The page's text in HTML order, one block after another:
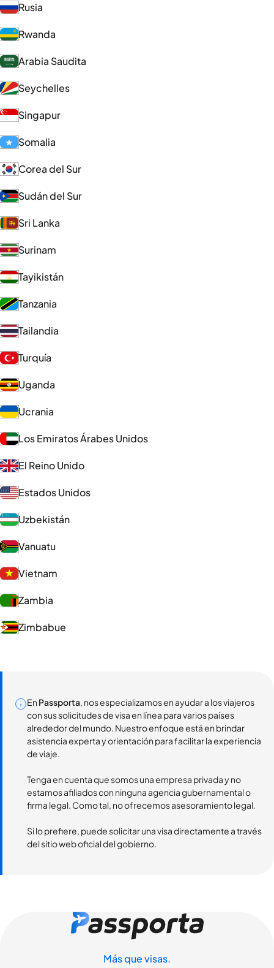
Rusia
Rwanda
Arabia Saudita
Seychelles
Singapur
Somalia
Corea del Sur
Sudán del Sur
Sri Lanka
Surinam
Tayikistán
Tanzania
Tailandia
Turquía
Uganda
Ucrania
Los Emiratos Árabes Unidos
El Reino Unido
Estados Unidos
Uzbekistán
Vanuatu
Vietnam
Zambia
Zimbabue
En Passporta, nos especializamos en ayudar a los viajeros
con sus solicitudes de visa en línea para varios países
alrededor del mundo. Nuestro enfoque está en brindar
asistencia experta y orientación para facilitar la experiencia
de viaje.
Tenga en cuenta que somos una empresa privada y no
estamos afiliados con ninguna agencia gubernamental o
firma legal. Como tal, no ofrecemos asesoramiento legal.
Si lo prefiere, puede solicitar una visa directamente a través
del sitio web oficial del gobierno.
Más que visas.